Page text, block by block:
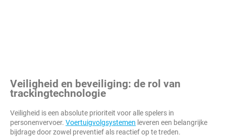
Veiligheid en beveiliging: de rol van
trackingtechnologie
Veiligheid is een absolute prioriteit voor alle spelers in
personenvervoer. Voertuigvolgsystemen leveren een belangrijke
bijdrage door zowel preventief als reactief op te treden.